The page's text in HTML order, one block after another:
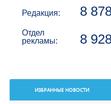
Редакция: 8
Отдел
рекламы:
8
ИЗБРАННЫЕ НОВОСТИ